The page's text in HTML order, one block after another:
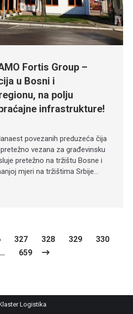
Fortis Group –
u Bosni i
na polju
infrastrukture!
povezanih preduzeća čija
vezana za građevinsku
pretežno na tržištu Bosne i
mjeri na tržištima Srbije…
327 328 329
330
…
659
Logistika